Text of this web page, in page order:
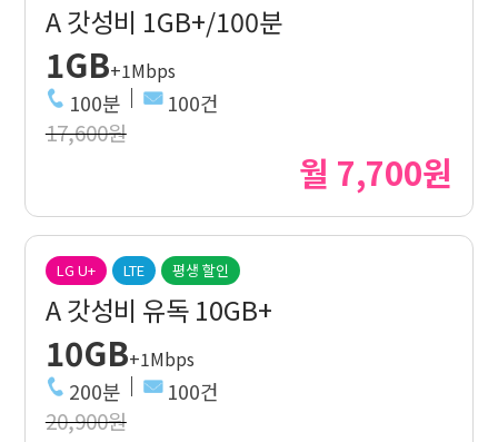
A 갓성비 1GB+/100분
1GB+1Mbps
100분 100건
17,600원
월 7,700원
LG U+ LTE 평생 할인
A 갓성비 유독 10GB+
10GB+1Mbps
200분 100건
20,900원